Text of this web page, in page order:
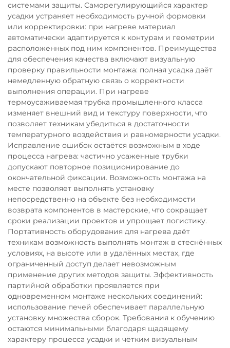
системами защиты. Саморегулирующийся характер
усадки устраняет необходимость ручной формовки
или корректировки: при нагреве материал
автоматически адаптируется к контурам и геометрии
расположенных под ним компонентов. Преимущества
для обеспечения качества включают визуальную
проверку правильности монтажа: полная усадка даёт
немедленную обратную связь о корректности
выполнения операции. При нагреве
термоусаживаемая трубка промышленного класса
изменяет внешний вид и текстуру поверхности, что
позволяет техникам убедиться в достаточности
температурного воздействия и равномерности усадки.
Исправление ошибок остаётся возможным в ходе
процесса нагрева: частично усаженные трубки
допускают повторное позиционирование до
окончательной фиксации. Возможность монтажа на
месте позволяет выполнять установку
непосредственно на объекте без необходимости
возврата компонентов в мастерские, что сокращает
сроки реализации проектов и упрощает логистику.
Портативность оборудования для нагрева даёт
техникам возможность выполнять монтаж в стеснённых
условиях, на высоте или в удалённых местах, где
ограниченный доступ делает невозможным
применение других методов защиты. Эффективность
партийной обработки проявляется при
одновременном монтаже нескольких соединений:
использование печей обеспечивает параллельную
установку множества сборок. Требования к обучению
остаются минимальными благодаря щадящему
характеру процесса усадки и чётким визуальным